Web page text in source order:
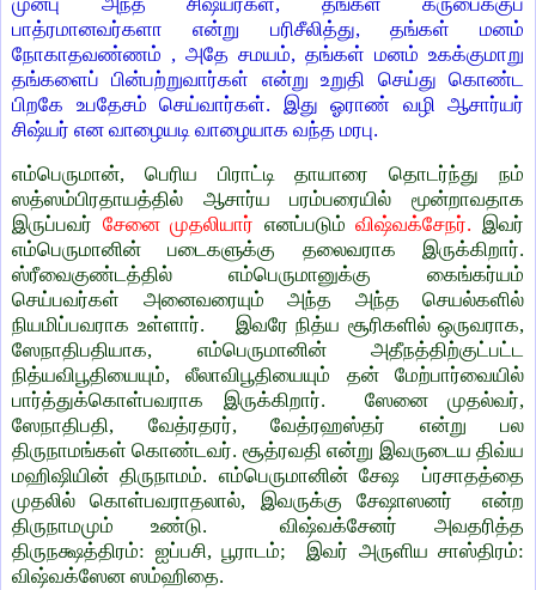
பாத்ரமானவர்களா என்று பரிசீலித்து, தங்கள் மனம்
நோகாதவண்ணம் , அதே சமயம், தங்கள் மனம் உகக்குமாறு
தங்களைப் பின்பற்றுவார்கள் என்று உறுதி செய்து கொண்ட
பிறகே உபதேசம் செய்வார்கள். இது ஓராண் வழி ஆசார்யர்
சிஷ்யர் என வாழையடி வாழையாக வந்த மரபு.
எம்பெருமான், பெரிய பிராட்டிதாயாரை தொடர்ந்து நம்
ஸத்ஸம்பிரதாயத்தில் ஆசார்ய பரம்பரையில் மூன்றாவதாக
இருப்பவர் சேனை முதலியார் எனப்படும்விஷ்வக்சேநர். இவர்
எம்பெருமானின் படைகளுக்கு தலைவராக இருக்கிறார்.
ஸ்ரீவைகுண்டத்தில் எம்பெருமானுக்கு கைங்கர்யம்
செய்பவர்கள் அனைவரையும் அந்த அந்த செயல்களில்
நியமிப்பவராக உள்ளார்.
இவரே நித்ய சூரிகளில் ஒருவராக,
ஸேநாதிபதியாக, எம்பெருமானின் அதீநத்திற்குட்பட்ட
நித்யவிபூதியையும், லீலாவிபூதியையும் தன் மேற்பார்வையில்
பார்த்துக்கொள்பவராக இருக்கிறார். ஸேனை முதல்வர்,
ஸேநாதிபதி, வேத்ரதரர், வேத்ரஹஸ்தர் என்று பல
திருநாமங்கள் கொண்டவர். சூத்ரவதி என்று இவருடைய திவ்ய
மஹிஷியின் திருநாமம். எம்பெருமானின் சேஷ
ப்ரசாதத்தை
முதலில் கொள்பவராதலால், இவருக்கு சேஷாஸனர் என்ற
திருநாமமும் உண்டு. விஷ்வக்சேனர் அவதரித்த
திருநக்ஷத்திரம்: ஐப்பசி, பூராடம்; இவர் அருளிய சாஸ்திரம்:
விஷ்வக்ஸேன ஸம்ஹிதை.